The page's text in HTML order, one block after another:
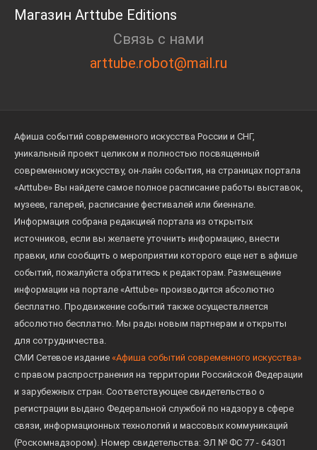
Магазин Arttube Editions
Связь с нами
arttube.robot@mail.ru
Афиша событий современного искусства России и СНГ,
уникальный проект целиком и полностью посвященный
современному искусству, он-лайн события, на страницах портала
«Arttube» Вы найдете самое полное расписание работы выставок,
музеев, галерей, расписание фестивалей или биеннале.
Информация собрана редакцией портала из открытых
источников, если вы желаете уточнить информацию, внести
правки, или сообщить о мероприятии которого еще нет в афише
событий, пожалуйста обратитесь к редакторам. Размещение
информации на портале «Arttube» производится абсолютно
бесплатно. Продвижение событий также осуществляется
абсолютно бесплатно. Мы рады новым партнерам и открыты
для сотрудничества.
СМИ Сетевое издание «Афиша событий современного искусства»
с правом распространения на территории Российской Федерации
и зарубежных стран. Соответствующее свидетельство о
регистрации выдано Федеральной службой по надзору в сфере
связи, информационных технологий и массовых коммуникаций
(Роскомнадзором). Номер свидетельства: ЭЛ № ФС 77 - 64301